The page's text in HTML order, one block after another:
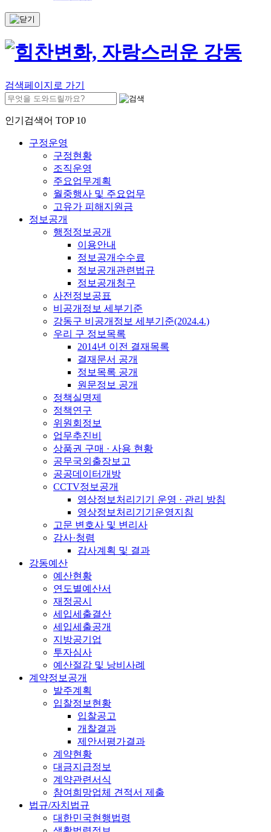
검색페이지로 가기
인기검색어 TOP 10
구정운영
구정현황
조직운영
주요업무계획
월중행사 및 주요업무
고유가 피해지원금
정보공개
행정정보공개
이용안내
정보공개수수료
정보공개관련법규
정보공개청구
사전정보공표
비공개정보 세부기준
강동구 비공개정보 세부기준(2024.4.)
우리 구 정보목록
2014년 이전 결재목록
결재문서 공개
정보목록 공개
원문정보 공개
정책실명제
정책연구
위원회정보
업무추진비
상품권 구매 · 사용 현황
공무국외출장보고
공공데이터개방
CCTV정보공개
영상정보처리기기 운영 · 관리 방침
영상정보처리기기운영지침
고문 변호사 및 변리사
감사·청렴
감사계획 및 결과
강동예산
예산현황
연도별예산서
재정공시
세입세출결산
세입세출공개
지방공기업
투자심사
예산절감 및 낭비사례
계약정보공개
발주계획
입찰정보현황
입찰공고
개찰결과
제안서평가결과
계약현황
대금지급정보
계약관련서식
참여희망업체 견적서 제출
법규/자치법규
대한민국현행법령